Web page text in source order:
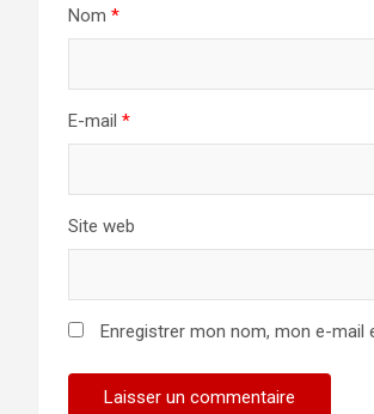
Nom *
E-mail *
Site web
Enregistrer mon nom, mon e-